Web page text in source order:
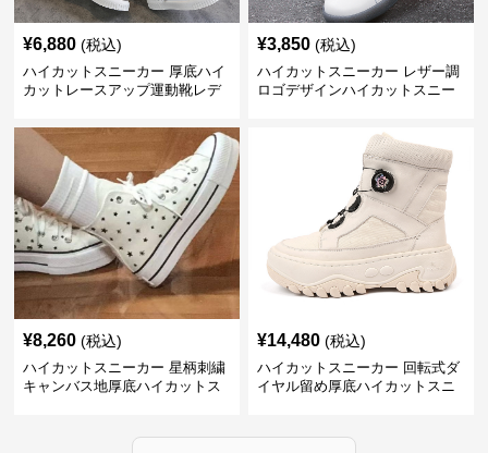
¥6,880 (税込)
ハイカットスニーカー 厚底ハイ
カットレースアップ運動靴レデ
¥3,850 (税込)
ハイカットスニーカー レザー調
ロゴデザインハイカットスニー
¥8,260 (税込)
ハイカットスニーカー 星柄刺繍
キャンバス地厚底ハイカットス
¥14,480 (税込)
ハイカットスニーカー 回転式ダ
イヤル留め厚底ハイカットスニ